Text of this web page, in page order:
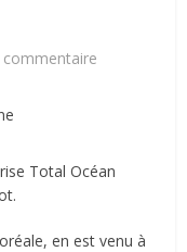
Total Océan
en est venu à